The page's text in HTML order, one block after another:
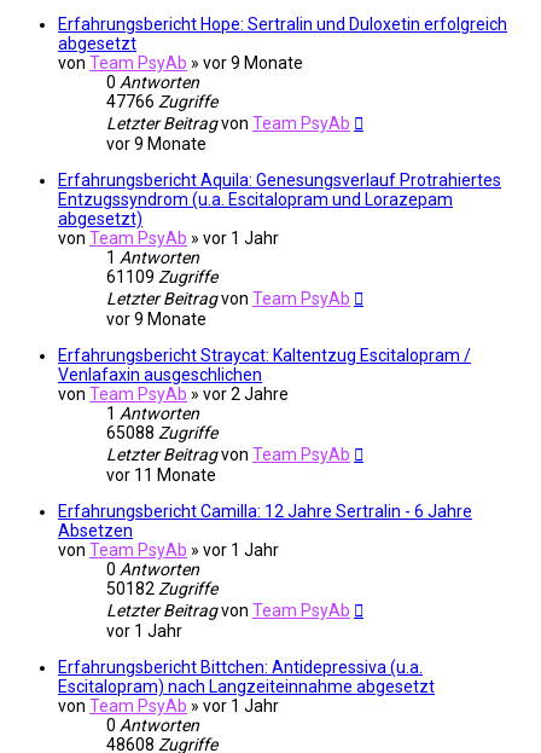
Erfahrungsbericht Hope: Sertralin und Duloxetin erfolgreich
abgesetzt
von Team PsyAb » vor 9 Monate
0 Antworten
47766 Zugriffe
Letzter Beitragvon Team PsyAb
vor 9 Monate
Erfahrungsbericht Aquila: Genesungsverlauf Protrahiertes
Entzugssyndrom (u.a. Escitalopram und Lorazepam
abgesetzt)
von Team PsyAb » vor 1 Jahr
1 Antworten
61109 Zugriffe
Letzter Beitragvon Team PsyAb
vor 9 Monate
Erfahrungsbericht Straycat: Kaltentzug Escitalopram /
Venlafaxin ausgeschlichen
von Team PsyAb » vor 2 Jahre
1 Antworten
65088 Zugriffe
Letzter Beitragvon Team PsyAb
vor 11 Monate
Erfahrungsbericht Camilla: 12 Jahre Sertralin - 6 Jahre
Absetzen
von Team PsyAb » vor 1 Jahr
0 Antworten
50182 Zugriffe
Letzter Beitragvon Team PsyAb
vor 1 Jahr
Erfahrungsbericht Bittchen: Antidepressiva (u.a.
Escitalopram) nach Langzeiteinnahme abgesetzt
von Team PsyAb » vor 1 Jahr
0 Antworten
48608 Zugriffe